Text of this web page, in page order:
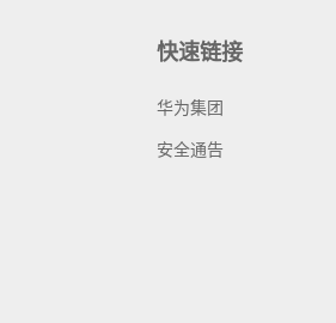
快速链接
华为集团
安全通告